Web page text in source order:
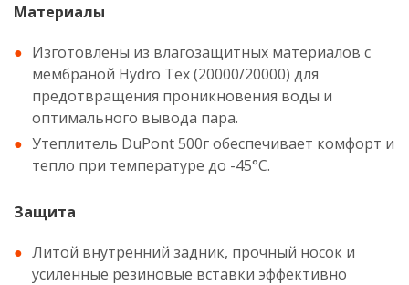
Материалы
Изготовлены из влагозащитных материалов с
мембраной Hydro Tex (20000/20000) для
предотвращения проникновения воды и
оптимального вывода пара.
Утеплитель DuPont 500г обеспечивает комфорт и
тепло при температуре до -45°C.
Защита
Литой внутренний задник, прочный носок и
усиленные резиновые вставки эффективно